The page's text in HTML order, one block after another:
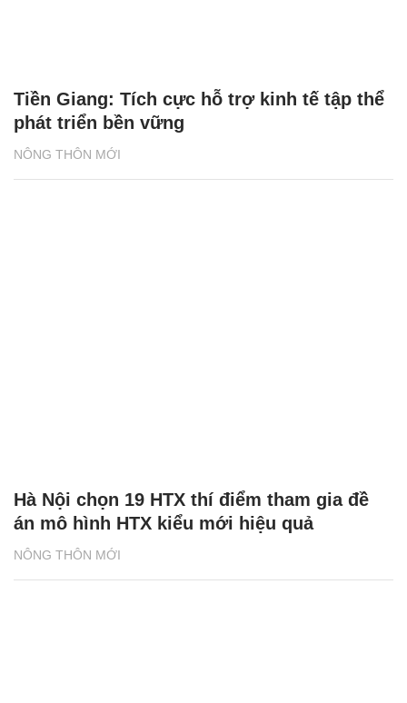
NÔNG THÔN MỚI
Tiền Giang: Tích cực hỗ trợ kinh tế tập thể
phát triển bền vững
NÔNG THÔN MỚI
Hà Nội chọn 19 HTX thí điểm tham gia đề
án mô hình HTX kiểu mới hiệu quả